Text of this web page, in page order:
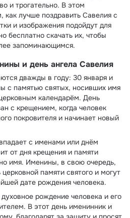
и трогательно. В этом
лучше поздравить Савелия с
и изображения подойдут для
бесплатно скачать их, чтобы
запоминающимся.
и день ангела Савелия
дважды в году: 30 января и
с памятью святых, носивших имя
календарём. День
с крещением, когда человек
покровителя и начинает новый
с именами или днём
от дня крещения и памяти
имя. Именины, в свою очередь,
памяти святого и могут
дате рождения человека.
рождение человека и его
В этот день именинник и